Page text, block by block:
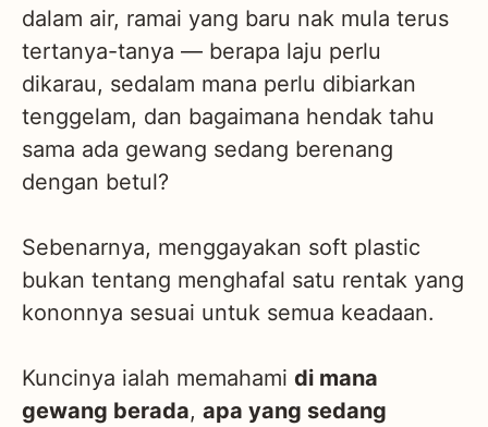
dalam air, ramai yang baru nak mula terus
tertanya-tanya — berapa laju perlu
dikarau, sedalam mana perlu dibiarkan
tenggelam, dan bagaimana hendak tahu
sama ada gewang sedang berenang
dengan betul?
Sebenarnya, menggayakan soft plastic
bukan tentang menghafal satu rentak yang
kononnya sesuai untuk semua keadaan.
Kuncinya ialah memahami di mana
gewang berada, apa yang sedang